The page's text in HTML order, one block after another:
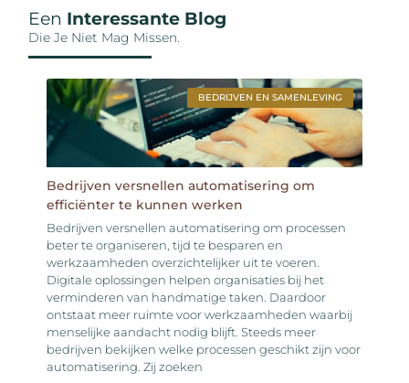
Een Interessante Blog
Die Je Niet Mag Missen.
BEDRIJVEN EN SAMENLEVING
Bedrijven versnellen automatisering om
efficiënter te kunnen werken
Bedrijven versnellen automatisering om processen
beter te organiseren, tijd te besparen en
werkzaamheden overzichtelijker uit te voeren.
Digitale oplossingen helpen organisaties bij het
verminderen van handmatige taken. Daardoor
ontstaat meer ruimte voor werkzaamheden waarbij
menselijke aandacht nodig blijft. Steeds meer
bedrijven bekijken welke processen geschikt zijn voor
automatisering. Zij zoeken